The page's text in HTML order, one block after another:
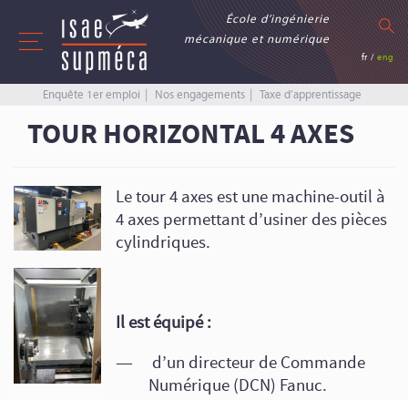
École d’ingénierie
mécanique et numérique
fr / eng
Enquête 1er emploi Nos engagements Taxe d’apprentissage
TOUR HORIZONTAL 4 AXES
Le tour 4 axes est une machine-outil à
4 axes permettant d’usiner des pièces
cylindriques.
Il est équipé :
d’un directeur de Commande
Numérique (DCN) Fanuc.